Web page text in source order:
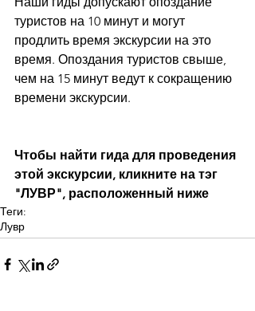
туристов на 10 минут и могут
продлить время экскурсии на это
время. Опоздания туристов свыше,
чем на 15 минут ведут к сокращению
времени экскурсии.
Чтобы найти гида для проведения
этой экскурсии, кликните на тэг
"ЛУВР", расположенный ниже
Теги:
Лувр